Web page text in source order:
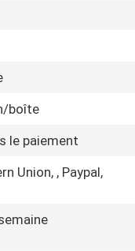
boîte
le paiement
Union, , Paypal,